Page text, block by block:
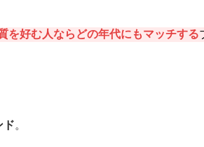
を好む人ならどの年代にもマッチする
ド。